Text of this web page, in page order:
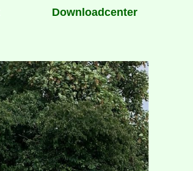
Downloadcenter